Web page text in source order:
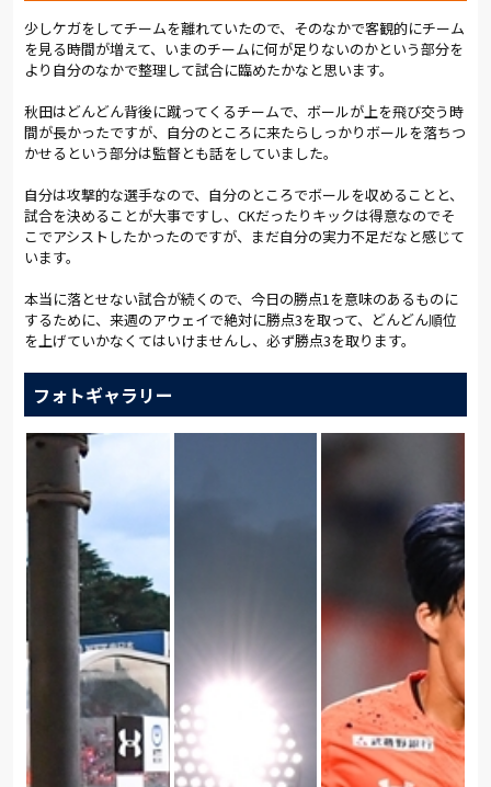
少しケガをしてチームを離れていたので、そのなかで客観的にチーム
を見る時間が増えて、いまのチームに何が足りないのかという部分を
より自分のなかで整理して試合に臨めたかなと思います。
秋田はどんどん背後に蹴ってくるチームで、ボールが上を飛び交う時
間が長かったですが、自分のところに来たらしっかりボールを落ちつ
かせるという部分は監督とも話をしていました。
自分は攻撃的な選手なので、自分のところでボールを収めることと、
試合を決めることが大事ですし、CKだったりキックは得意なのでそ
こでアシストしたかったのですが、まだ自分の実力不足だなと感じて
います。
本当に落とせない試合が続くので、今日の勝点1を意味のあるものに
するために、来週のアウェイで絶対に勝点3を取って、どんどん順位
を上げていかなくてはいけませんし、必ず勝点3を取ります。
フォトギャラリー